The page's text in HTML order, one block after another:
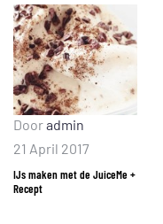
Dooradmin
21 April 2017
IJs maken met de JuiceMe +
Recept